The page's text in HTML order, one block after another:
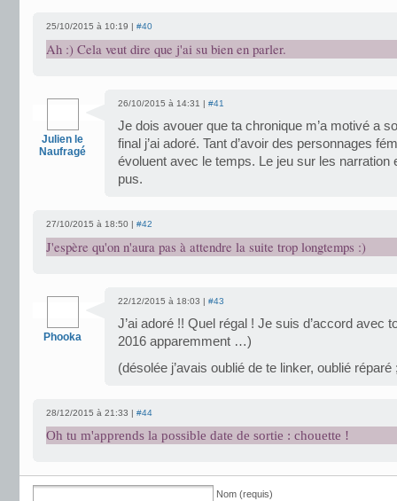
25/10/2015 à 10:19 | #40
Ah :) Cela veut dire que j'ai su bien en parler.
Julien le
Naufragé
26/10/2015 à 14:31 | #41
Je dois avouer que ta chronique m’a motivé a
final j’ai adoré. Tant d’avoir des personnages
évoluent avec le temps. Le jeu sur les narration
pus.
27/10/2015 à 18:50 | #42
J'espère qu'on n'aura pas à attendre la suite trop longtemps :)
Phooka
22/12/2015 à 18:03 | #43
J’ai adoré !! Quel régal ! Je suis d’accord avec
2016 apparemment …)
(désolée j’avais oublié de te linker, oublié réparé
28/12/2015 à 21:33 | #44
Oh tu m'apprends la possible date de sortie : chouette !
Nom (requis)